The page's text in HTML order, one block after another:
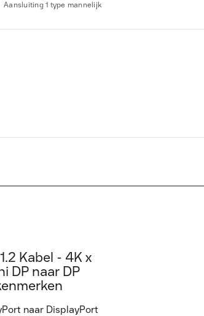
Aansluiting 1 type mannelijk
Kabel - 4K x
DP naar DP
naar DisplayPort